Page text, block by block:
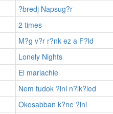
?bredj Napsug?r
2 times
M?g v?r r?nk ez a F?ld
Lonely Nights
El mariachie
Nem tudok ?lni n?lk?led
Okosabban k?ne ?lni